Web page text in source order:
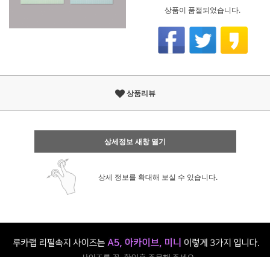
상품이 품절되었습니다.
상품리뷰
상세정보 새창 열기
상세 정보를 확대해 보실 수 있습니다.